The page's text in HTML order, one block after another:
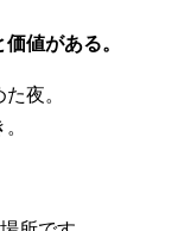
値がある。
夜。